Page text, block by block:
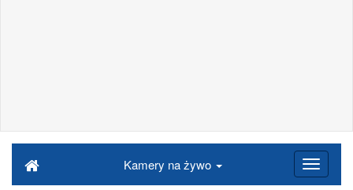
Kamery na żywo